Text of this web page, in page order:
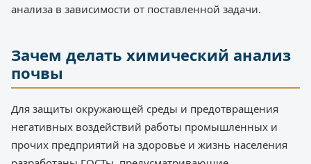
анализа в зависимости от поставленной задачи.
Зачем делать химический анализ
почвы
Для защиты окружающей среды и предотвращения
негативных воздействий работы промышленных и
прочих предприятий на здоровье и жизнь населения